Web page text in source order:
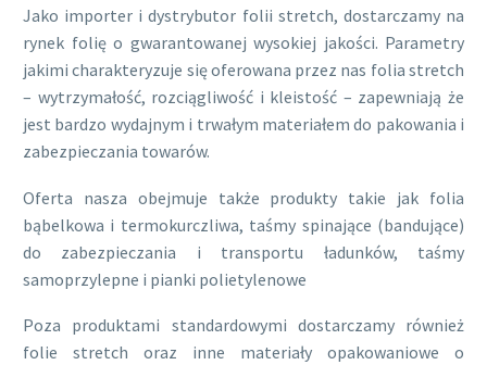
Jako importer i dystrybutor folii stretch, dostarczamy na
rynek folię o gwarantowanej wysokiej jakości. Parametry
jakimi charakteryzuje się oferowana przez nas folia stretch
– wytrzymałość, rozciągliwość i kleistość – zapewniają że
jest bardzo wydajnym i trwałym materiałem do pakowania i
zabezpieczania towarów.
Oferta nasza obejmuje także produkty takie jak folia
bąbelkowa i termokurczliwa, taśmy spinające (bandujące)
do zabezpieczania i transportu ładunków, taśmy
samoprzylepne i pianki polietylenowe
Poza produktami standardowymi dostarczamy również
folie stretch oraz inne materiały opakowaniowe o